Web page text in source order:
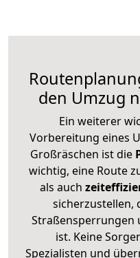
den Umzug
Ein weiterer
Vorbereitung eines
Großräschen ist die
wichtig, eine Route
als auch
sicherzustellen,
Straßensperrungen
ist. Keine
Spezialisten und